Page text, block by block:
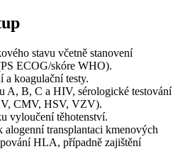
stavu včetně stanovení
ECOG/skóre WHO).
a koagulační testy.
A, B, C a HIV, sérologické testování
CMV, HSV, VZV).
vyloučení těhotenství.
alogenní transplantaci kmenových
HLA, případně zajištění